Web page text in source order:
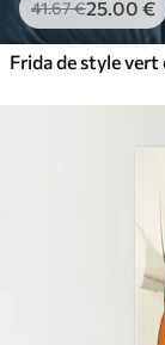
41.67€25.00 €
Frida de style vert